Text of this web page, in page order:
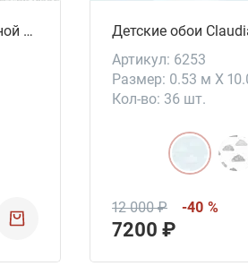
Детские обои для гостиной Buddy Birds
Детские обои
Артикул: 6253
Размер: 0.53 м X
Кол-во: 36 шт.
12 000 ₽ -40 %
7200 ₽